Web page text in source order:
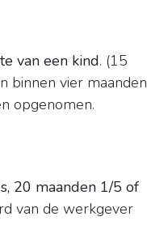
van een kind. (15
binnen vier maanden
opgenomen.
20 maanden 1/5 of
van de werkgever